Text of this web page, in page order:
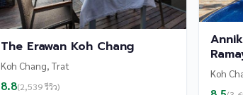
The Erawan Koh Chang
Koh Chang, Trat
8.8(2,539 รีวิว)
&
Koh